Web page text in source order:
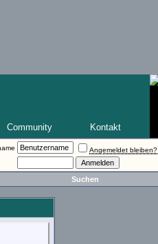
Community Kontakt
Angemeldet bleiben?
Suchen